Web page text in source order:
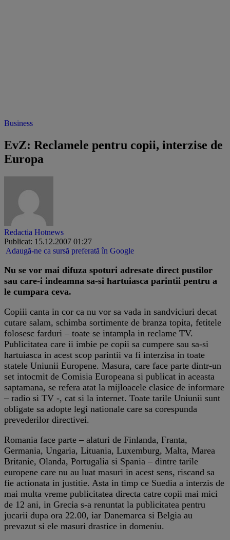
Business
EvZ: Reclamele pentru copii, interzise de
Europa
Redactia Hotnews
Publicat: 15.12.2007 01:27
Adaugă-ne ca sursă preferată în Google
Nu se vor mai difuza spoturi adresate direct pustilor
sau care-i indeamna sa-si hartuiasca parintii pentru a
le cumpara ceva.
Copiii canta in cor ca nu vor sa vada in sandviciuri decat
cutare salam, schimba sortimente de branza topita, fetitele
folosesc farduri – toate se intampla in reclame TV.
Publicitatea care ii imbie pe copii sa cumpere sau sa-si
hartuiasca in acest scop parintii va fi interzisa in toate
statele Uniunii Europene. Masura, care face parte dintr-un
set intocmit de Comisia Europeana si publicat in aceasta
saptamana, se refera atat la mijloacele clasice de informare
– radio si TV -, cat si la internet. Toate tarile Uniunii sunt
obligate sa adopte legi nationale care sa corespunda
prevederilor directivei.
Romania face parte – alaturi de Finlanda, Franta,
Germania, Ungaria, Lituania, Luxemburg, Malta, Marea
Britanie, Olanda, Portugalia si Spania – dintre tarile
europene care nu au luat masuri in acest sens, riscand sa
fie actionata in justitie. Asta in timp ce Suedia a interzis de
mai multa vreme publicitatea directa catre copii mai mici
de 12 ani, in Grecia s-a renuntat la publicitatea pentru
jucarii dupa ora 22.00, iar Danemarca si Belgia au
prevazut si ele masuri drastice in domeniu.